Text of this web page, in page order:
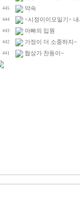
445 약속
444 <시정이이모일기>
443 아빠의 입원
442 가정이 더 소중하지~
441 협상가 찬동이~